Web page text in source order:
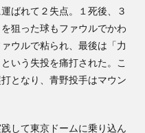
ばれて２失点。１死後、３
狙った球もファウルでかわ
ウルで粘られ、最後は「力
いう失投を痛打された。こ
となり、青野投手はマウン
して東京ドームに乗り込ん